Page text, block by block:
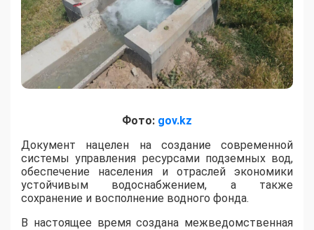
Фото: gov.kz
​Документ нацелен на создание современной
системы управления ресурсами подземных вод,
обеспечение населения и отраслей экономики
устойчивым водоснабжением, а также
сохранение и восполнение водного фонда.
В настоящее время создана межведомственная